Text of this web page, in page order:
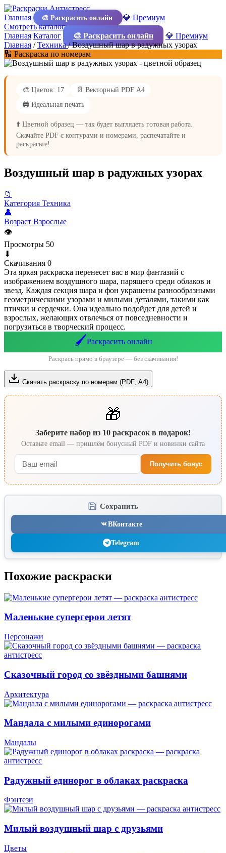
Главная 🎨 Раскрасить онлайн
💎 Премиум
Смотреть каталог
Главная Каталог 🎨 Раскрасить онлайн
💎 Премиум
Главная /Техника/Воздушный шар в радужных узорах
🔢 Раскраска по номерам
🎨 Цветов: 17
📄 Векторный PDF А4
🖨️ Идеальная печать
⬆️ Цветной образец — так будет выглядеть готовая работа.
Скачайте PDF с контурами и номерами, распечатайте и
раскрасьте!
Воздушный шар в радужных узорах
📁
Категория Техника
👤
Возраст Взрослые
👁
Просмотры 50
⬇
Скачивания 0
Эта яркая раскраска перенесет вас в мир фантазий с
изображением воздушного шара, парящего среди облаков и
звезд. Каждая секция шара и фон украшены разнообразными
геометрическими узорами и милыми деталями, такими как
птички и сердечки. Она идеально подойдет для детей и
взрослых, желающих отвлечься от повседневности и
погрузиться в творческий процесс.
🖌️Раскрасить онлайн
Раскрась прямо в браузере — без скачивания!
Скачать раскраску по номерам (PDF, А4)
🎁
Заберите набор из 10 раскрасок в подарок!
Оставьте email — пришлём бонусный PDF и новинки сайта
Получить бонус
Сохранить
ВКонтакте
Telegram
Похожие раскраски
Маленькие супергерои летят
Персонажи
Сказочный город со звёздными башнями
Архитектура
Мандала с милыми единорогами
Мандалы
Радужный единорог в облаках раскраска
Фэнтези
Милый воздушный шар с друзьями
Цветы